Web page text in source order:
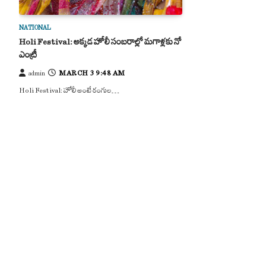
NATIONAL
Holi Festival: అక్కడ హోలీ సంబరాల్లో మగాళ్లకు నో
ఎంట్రీ
admin MARCH 3 9:48 AM
Holi Festival: హోలీ అంటే రంగుల…